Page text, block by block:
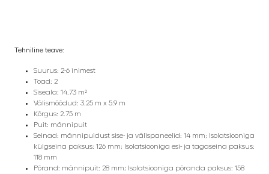
Tehniline teave:
Suurus: 2-6 inimest
Toad: 2
Siseala: 14.73 m²
Välismõõdud: 3.25 m x 5.9 m
Kõrgus: 2.75 m
Puit: männipuit
Seinad: männipuidust sise- ja välispaneelid: 14 mm; Isolatsiooniga
külgseina paksus: 126 mm; Isolatsiooniga esi- ja tagaseina paksus:
118 mm
Põrand: männipuit: 28 mm; Isolatsiooniga põranda paksus: 158